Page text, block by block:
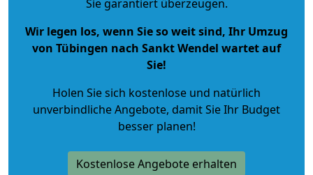
Sie garantiert überzeugen.
Wir legen los, wenn Sie so weit sind, Ihr Umzug
von Tübingen nach Sankt Wendel wartet auf
Sie!
Holen Sie sich kostenlose und natürlich
unverbindliche Angebote, damit Sie Ihr Budget
besser planen!
Kostenlose Angebote erhalten